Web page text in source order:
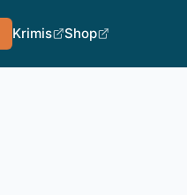
Krimis Shop